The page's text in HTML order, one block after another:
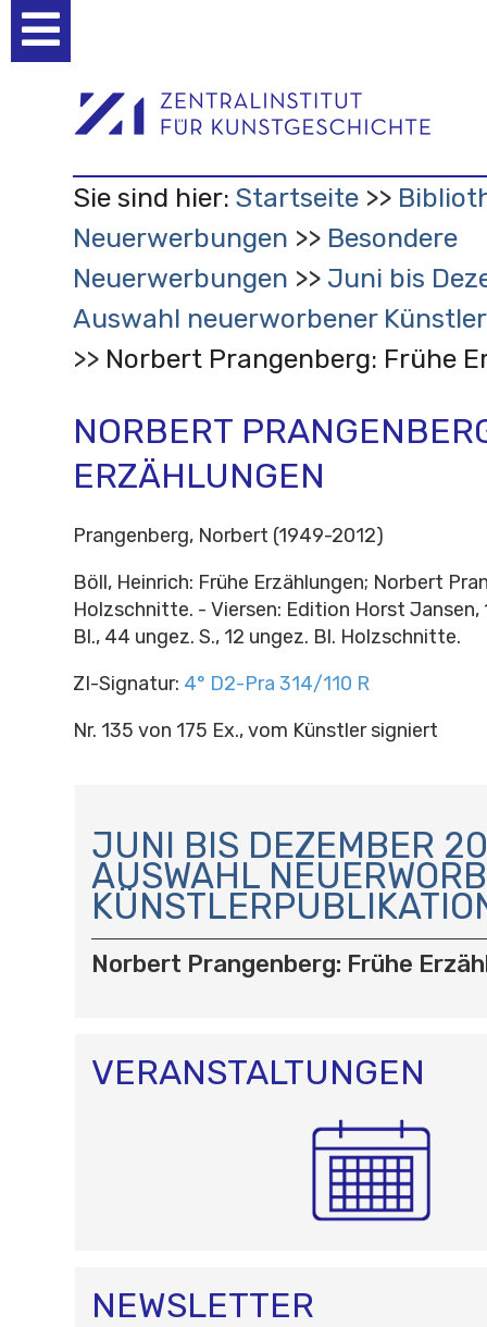
Werkzeuge
Sie sind hier: Startseite
Neuerwerbungen
Besondere
Neuerwerbungen
Juni bis
Auswahl neuerworbener
Norbert Prangenberg: Frühe
NORBERT
ERZÄHLUNGEN
Prangenberg, Norbert (1949-2012)
Böll, Heinrich: Frühe Erzählungen; Norbert
Holzschnitte. - Viersen: Edition Horst Jansen,
Bl., 44 ungez. S., 12 ungez. Bl. Holzschnitte.
ZI-Signatur: 4° D2-Pra 314/110 R
Nr. 135 von 175 Ex., vom Künstler signiert
A
V
I
G
A
T
I
JUNI BIS DEZEMBER
AUSWAHL
Norbert Prangenberg: Frühe
VERANSTALTUNGEN
NEWSLETTER